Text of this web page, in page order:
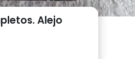
Alejo